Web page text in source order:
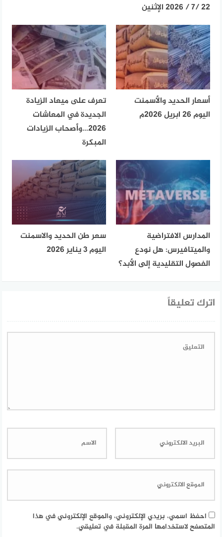
22 /7 / 2026 الإثنين
أسعار الحديد والأسمنت
اليوم 26 ابريل 2026م
تعرف على ميعاد الزيادة
الجديدة في المعاشات
2026…وأصحاب الزيادات
المبكرة
المدارس الافتراضية
والميتافيرس: هل نودع
الفصول التقليدية إلى الأبد؟
سعر طن الحديد والاسمنت
اليوم 3 يناير 2026
اترك تعليقاً
احفظ اسمي، بريدي الإلكتروني، والموقع الإلكتروني في هذا
المتصفح لاستخدامها المرة المقبلة في تعليقي.